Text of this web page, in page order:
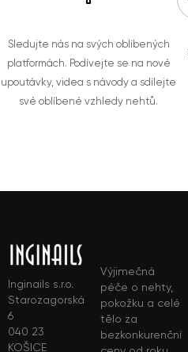
Sledujte nás na svých oblíbených
platformách. Podívejte se na nové
upoutávky, videa s návody a sdílejte
své oblíbené vzhledy nehtů.
Inginails s.r.o.
Starozagorská
6
040 23
KOŠICE
Výjimečná
péče o nehty,
pokožku a celé
tělo za
bezkonkurenční